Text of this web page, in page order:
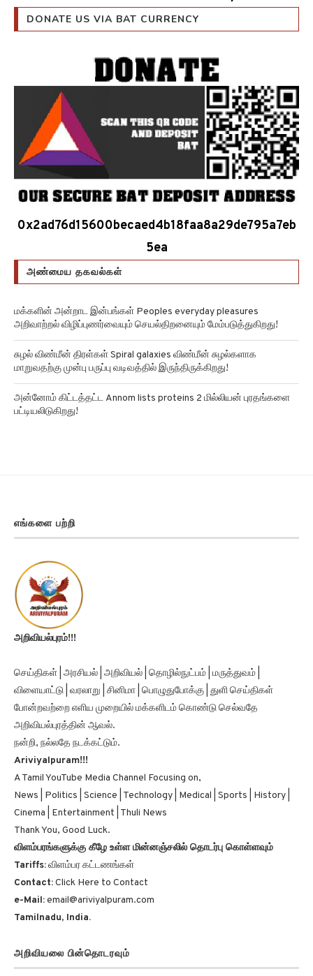
DONATE US VIA BAT CURRENCY
அண்மைய தகவல்கள்
அறிவாற்றல் விழிப்புணர்வையும் செயல்திறனையும் மேம்படுத்துகிறது!
சுழல் விண்மீன் திரள்கள் Spiral galaxies விண்மீன் சுழல்களாக
மாறுவதற்கு முன்பு பருப்பு வடிவத்தில் இருந்திருக்கிறது!
அன்னோம் கிட்டத்தட்ட Annom lists proteins 2 மில்லியன் புரதங்களை
பட்டியலிடுகிறது!
அறிவியல்புரம்!!!
விளையாட்டு | வரலாறு | சினிமா | பொழுதுபோக்கு | துளி செய்திகள்
போன்றவற்றை எளிய முறையில் மக்களிடம் கொண்டு செல்வதே
அறிவியல்புரத்தின் ஆவல்.
நன்றி, நல்லதே நடக்கட்டும்.
Ariviyalpuram!!!
A Tamil YouTube Media Channel Focusing on,
News | Politics | Science | Technology | Medical | Sports | History |
Cinema | Entertainment | Thuli News
Thank You, Good Luck.
விளம்பரங்களுக்கு கீழே உள்ள மின்னஞ்சலில் தொடர்பு கொள்ளவும்
Tariffs:விளம்பர கட்டணங்கள்
Contact:Click Here to Contact
e-Mail: email@ariviyalpuram.com
Tamilnadu, India.